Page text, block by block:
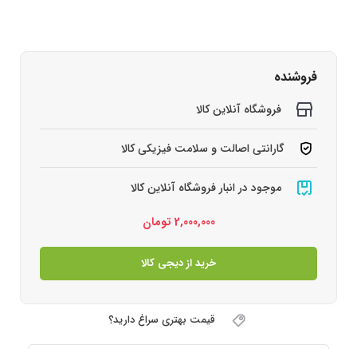
فروشنده
فروشگاه آنلاین کالا
گارانتی اصالت و سلامت فیزیکی کالا
موجود در انبار فروشگاه آنلاین کالا
2,000,000 تومان
خرید از دیجی کالا
قیمت بهتری سراغ دارید؟